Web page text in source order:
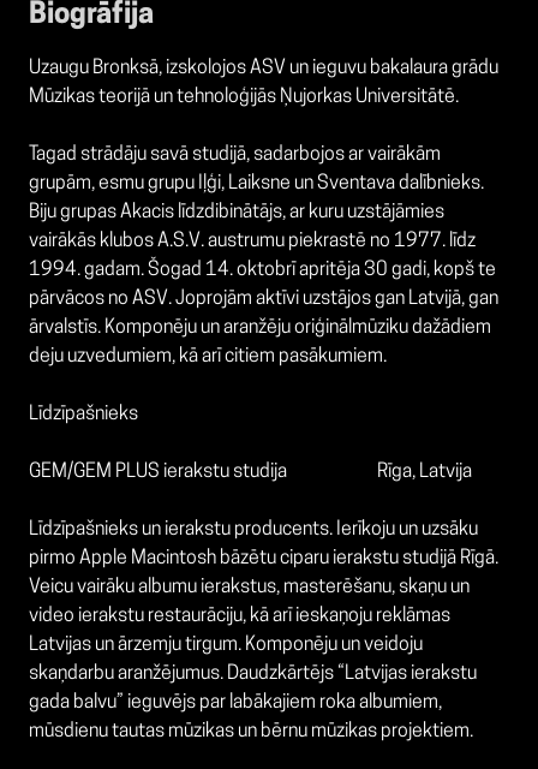
Biogrāfija
Uzaugu Bronksā, izskolojos ASV un ieguvu bakalaura grādu
Mūzikas teorijā un tehnoloģijās Ņujorkas Universitātē.
Tagad strādāju savā studijā, sadarbojos ar vairākām
grupām, esmu grupu Iļģi, Laiksne un Sventava dalībnieks.
Biju grupas Akacis līdzdibinātājs, ar kuru uzstājāmies
vairākās klubos A.S.V. austrumu piekrastē no 1977. līdz
1994. gadam. Šogad 14. oktobrī apritēja 30 gadi, kopš te
pārvācos no ASV. Joprojām aktīvi uzstājos gan Latvijā, gan
ārvalstīs. Komponēju un aranžēju oriģinālmūziku dažādiem
deju uzvedumiem, kā arī citiem pasākumiem.
Līdzīpašnieks
GEM/GEM PLUS ierakstu studija Rīga, Latvija
Līdzīpašnieks un ierakstu producents. Ierīkoju un uzsāku
pirmo Apple Macintosh bāzētu ciparu ierakstu studijā Rīgā.
Veicu vairāku albumu ierakstus, masterēšanu, skaņu un
video ierakstu restaurāciju, kā arī ieskaņoju reklāmas
Latvijas un ārzemju tirgum. Komponēju un veidoju
skaņdarbu aranžējumus. Daudzkārtējs “Latvijas ierakstu
gada balvu” ieguvējs par labākajiem roka albumiem,
mūsdienu tautas mūzikas un bērnu mūzikas projektiem.